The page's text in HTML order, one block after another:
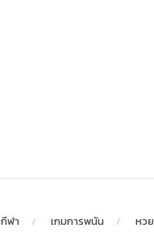
กีฬา เกมการพนัน หวย